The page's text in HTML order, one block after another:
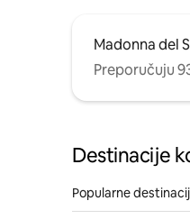
Madonna del
Preporučuju
Destinacije
Popularne